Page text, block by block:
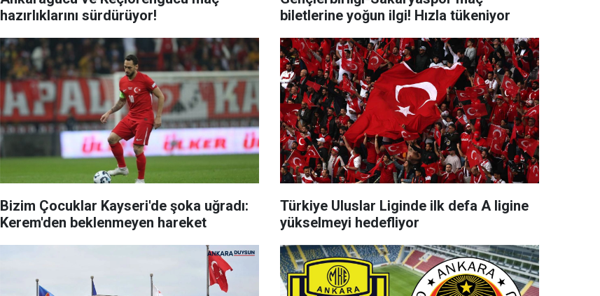
hazırlıklarını sürdürüyor!
biletlerine yoğun ilgi! Hızla tükeniyor
Bizim Çocuklar Kayseri'de şoka uğradı:
Kerem'den beklenmeyen hareket
Türkiye Uluslar Liginde ilk defa A ligine
yükselmeyi hedefliyor